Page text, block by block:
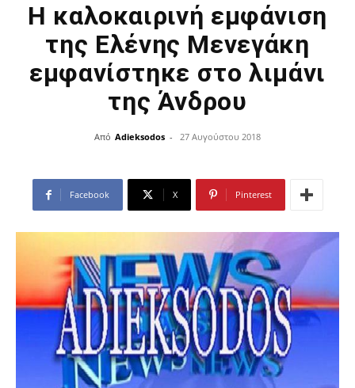
Η καλοκαιρινή εμφάνιση
της Ελένης Μενεγάκη
εμφανίστηκε στο λιμάνι
της Άνδρου
Από Adieksodos - 27 Αυγούστου 2018
Facebook X Pinterest